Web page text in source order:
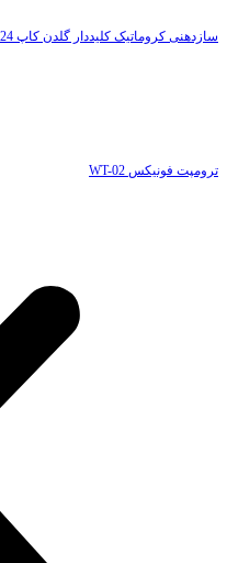
سازدهنی کروماتیک کلیددار گلدن کاپ 24 سوراخ
ترومپت فونیکس WT-02